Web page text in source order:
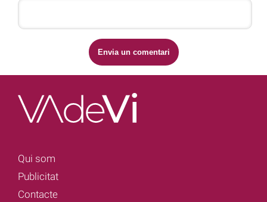
Qui som
Publicitat
Contacte